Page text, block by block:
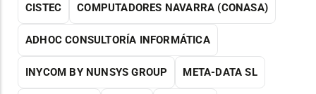
CISTEC COMPUTADORES NAVARRA (CONASA)
ADHOC CONSULTORÍA INFORMÁTICA
INYCOM BY NUNSYS GROUP META-DATA SL